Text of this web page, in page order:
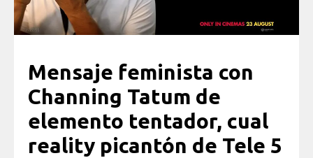
Mensaje feminista con
Channing Tatum de
elemento tentador, cual
reality picantón de Tele 5